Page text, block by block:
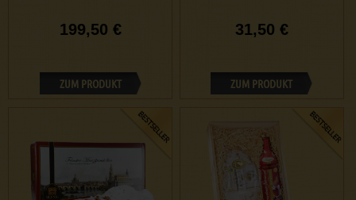
199,50 €
ZUM PRODUKT
31,50 €
ZUM PRODUKT